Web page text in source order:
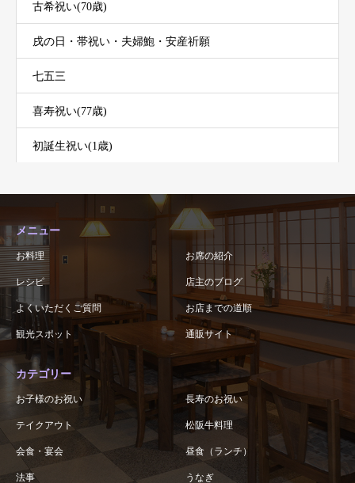
古希祝い(70歳)
戌の日・帯祝い・夫婦鮑・安産祈願
七五三
喜寿祝い(77歳)
初誕生祝い(1歳)
メニュー
お料理 お席の紹介
レシピ 店主のブログ
よくいただくご質問 お店までの道順
観光スポット 通販サイト
カテゴリー
お子様のお祝い 長寿のお祝い
テイクアウト 松阪牛料理
会食・宴会 昼食（ランチ）
法事 うなぎ